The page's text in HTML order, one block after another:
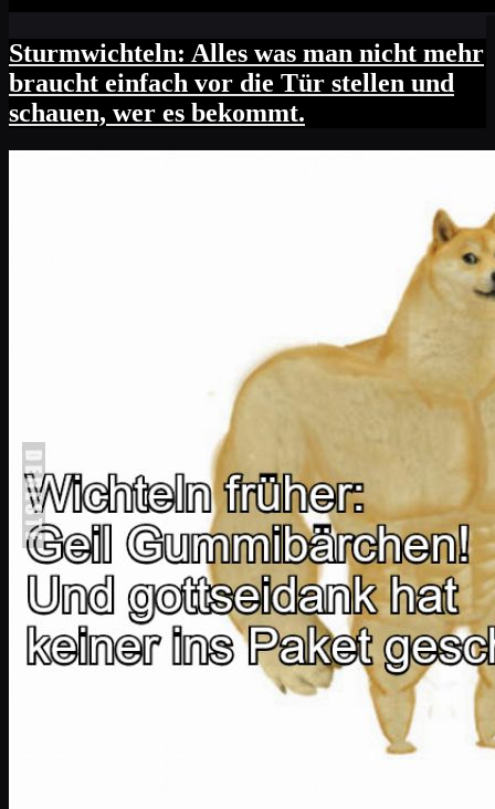
Sturmwichteln: Alles was man nicht mehr
braucht einfach vor die Tür stellen und
schauen, wer es bekommt.